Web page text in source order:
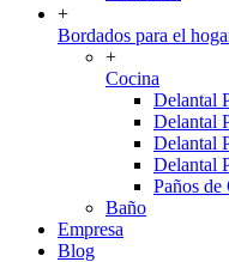
+
Bordados para el
+
Cocina
Delantal
Delantal
Delantal
Delantal
Paños de
Baño
Empresa
Blog